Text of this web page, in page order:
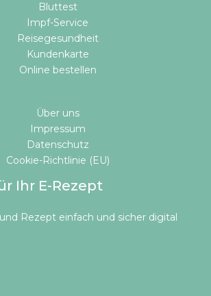
Bluttest
Impf-Service
Reisegesundheit
Kundenkarte
Online bestellen​
Über uns
Impressum
Datenschutz
Cookie-Richtlinie (EU)
Ihr E-Rezept
Rezept einfach und sicher digital